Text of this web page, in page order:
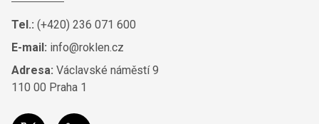
Tel.: (+420) 236 071 600
E-mail: info@roklen.cz
Adresa: Václavské náměstí 9
110 00 Praha 1